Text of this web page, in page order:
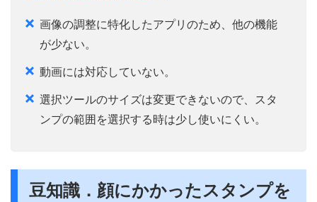
画像の調整に特化したアプリのため、他の機能
が少ない。
動画には対応していない。
選択ツールのサイズは変更できないので、スタ
ンプの範囲を選択する時は少し使いにくい。
豆知識．顔にかかったスタンプを